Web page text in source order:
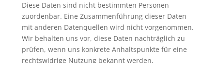
Diese Daten sind nicht bestimmten Personen
zuordenbar. Eine Zusammenführung dieser Daten
mit anderen Datenquellen wird nicht vorgenommen.
Wir behalten uns vor, diese Daten nachträglich zu
prüfen, wenn uns konkrete Anhaltspunkte für eine
rechtswidrige Nutzung bekannt werden.